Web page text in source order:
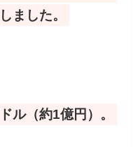
ました。
ル（約1億円）。